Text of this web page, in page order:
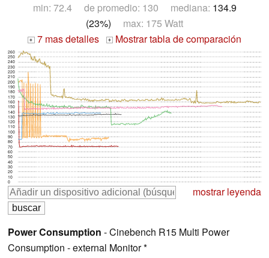
min: 72.4 de promedio: 130 mediana: 134.9
(23%) max: 175 Watt
+ 7 mas detalles + Mostrar tabla de comparación
0
10
20
30
40
50
60
70
80
90
100
110
120
130
140
150
160
170
180
190
200
210
220
230
240
250
260
mostrar leyenda
Power Consumption - Cinebench R15 Multi Power
Consumption - external Monitor *